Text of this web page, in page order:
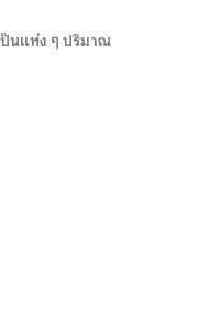
ป็นแห่ง ๆ ปริมาณ